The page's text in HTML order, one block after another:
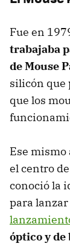
Fue en
trabajaba
de Mouse
silicón que
que los
Ese mismo
el centro
conoció la
para
óptico y de